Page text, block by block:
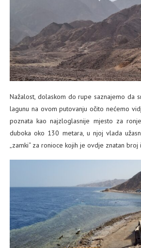
Nažalost, dolaskom do rupe saznajemo da
lagunu na ovom putovanju očito nećemo
poznata kao najzloglasnije mjesto za
duboka oko 130 metara, u njoj vlada
„zamki“ za ronioce kojih je ovdje znatan